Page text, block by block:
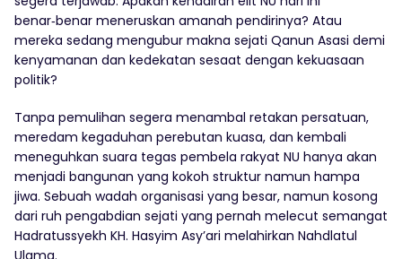
benar‑benar meneruskan amanah pendirinya? Atau
mereka sedang mengubur makna sejati Qanun Asasi demi
kenyamanan dan kedekatan sesaat dengan kekuasaan
politik?
Tanpa pemulihan segera menambal retakan persatuan,
meredam kegaduhan perebutan kuasa, dan kembali
meneguhkan suara tegas pembela rakyat NU hanya akan
menjadi bangunan yang kokoh struktur namun hampa
jiwa. Sebuah wadah organisasi yang besar, namun kosong
dari ruh pengabdian sejati yang pernah melecut semangat
Hadratussyekh KH. Hasyim Asy’ari melahirkan Nahdlatul